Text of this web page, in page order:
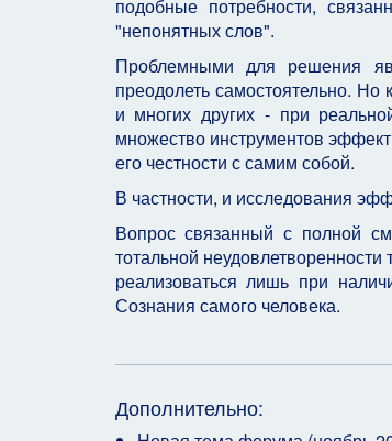
подобные потребности,
"непонятных слов".
Проблемными для решения
преодолеть самостоятельно.
и многих других - при
множество инструментов
его честности с самим собой.
В частности, и исследования
Вопрос связанный с полной
тотальной
реализоваться лишь при
Сознания самого человека.
Дополнительно: